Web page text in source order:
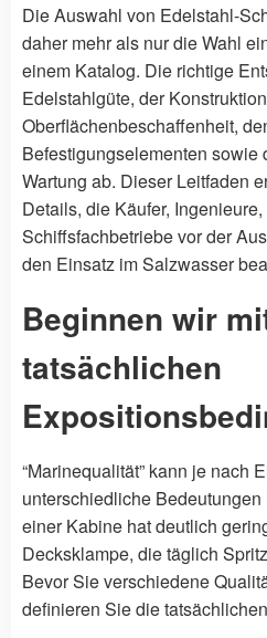
Die Auswahl von Edelstahl-
daher mehr als nur die Wahl
einem Katalog. Die richtige
Edelstahlgüte, der
Oberflächenbeschaffenheit,
Befestigungselementen sowie
Wartung ab. Dieser Leitfaden
Details, die Käufer,
Schiffsfachbetriebe vor der
den Einsatz im Salzwasser
Beginnen wir
tatsächlichen
“Marinequalität” kann je nach
unterschiedliche
einer Kabine hat deutlich
Decksklampe, die täglich
Bevor Sie verschiedene
definieren Sie die